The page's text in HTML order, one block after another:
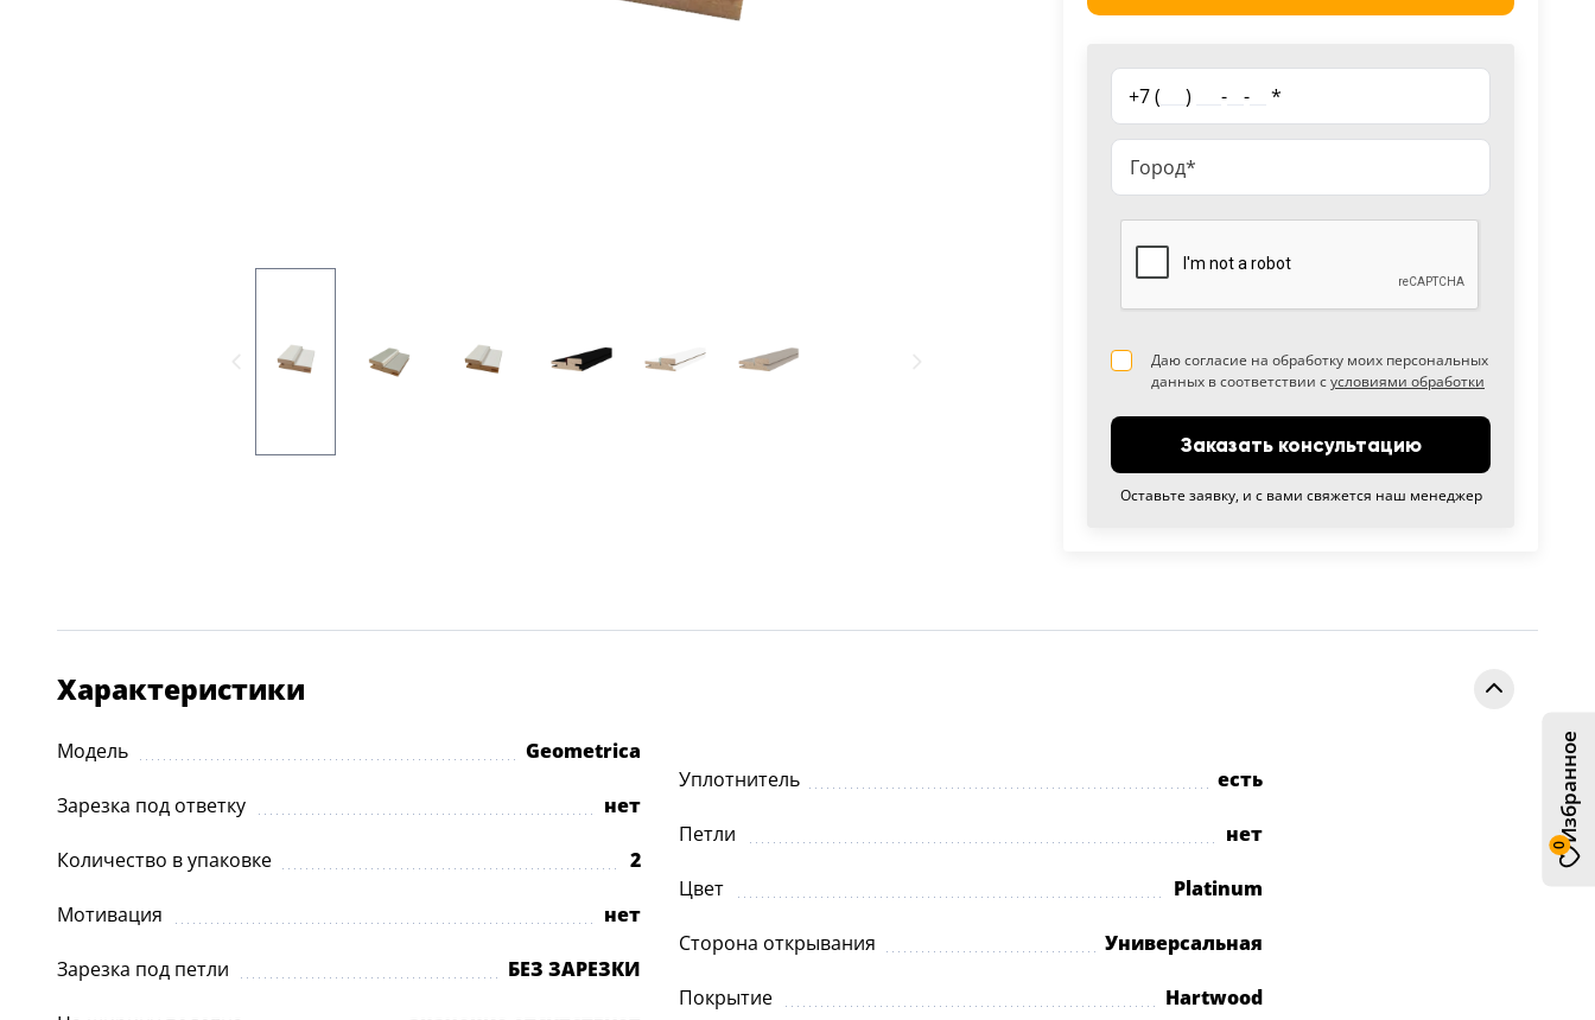
0
Избранное
+7 ( ) - - *
Даю согласие на обработку моих персональных
данных в соответствии сусловиями обработки
Заказать консультацию
Оставьте заявку, и с вами свяжется наш менеджер
Характеристики
Модель Geometrica
Зарезка под ответку нет
Количество в упаковке 2
Мотивация нет
Зарезка под петли БЕЗ ЗАРЕЗКИ
Уплотнитель есть
Петли нет
Цвет Platinum
Сторона открывания Универсальная
Покрытие Hartwood